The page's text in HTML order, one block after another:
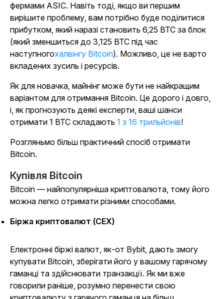
фермами ASIC. Навіть тоді, якщо ви першим
вирішите проблему, вам потрібно буде поділитися
прибутком, який наразі становить 6,25 BTC за блок
(який зменшиться до 3,125 BTC під час
наступногохалвінгу Bitcoin). Можливо, це не варто
вкладених зусиль і ресурсів.
Як для новачка, майнінг може бути не найкращим
варіантом для отримання Bitcoin. Це дорого і довго,
і, як прогнозують деякі експерти, ваші шанси
отримати 1 BTC складають 1 з 16 трильйонів!
Розгляньмо більш практичний спосіб отримати
Bitcoin.
Купівля Bitcoin
Bitcoin — найпопулярніша криптовалюта, тому його
можна легко отримати різними способами.
Біржа криптовалют (CEX)
Електронні біржі валют, як-от Bybit, дають змогу
купувати Bitcoin, зберігати його у вашому гарячому
гаманці та здійснювати транзакції. Як ми вже
говорили раніше, розумно перенести свою